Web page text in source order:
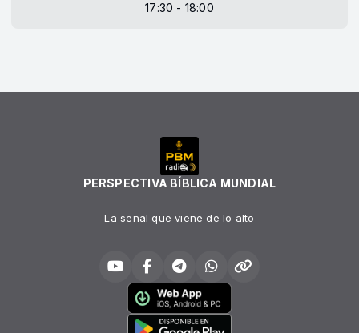
17:30 - 18:00
PERSPECTIVA BÍBLICA MUNDIAL
La señal que viene de lo alto